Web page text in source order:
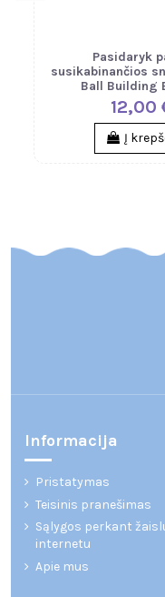
Pasidaryk
susikabinančios
Ball Building
12,00
Į
Informacija
Pristatymas
Teisinis pranešimas
Sąlygos perkant
internetu
Apie mus